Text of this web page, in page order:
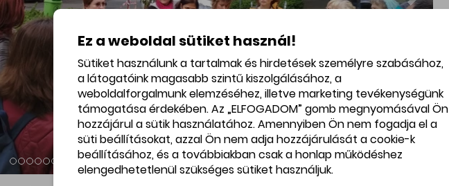
eljöttek, az intézményeknek, vállalkozóknak, hogy fogadták a csoportokat,
felkészültségükkel, tudásukkal feledhetetlen élményt okoztak és végül a
BKIK ITK vezetője és a BUM Nonprofit Kft. munkatársai), támogatóknak
Iparkamara, vendégül látó vállalkozók), hogy ez a hétvége létrejöhetett!
Ez a weboldal sütiket használ!
Sütiket használunk a tartalmak és hirdetések személyre szabásához,
a látogatóink magasabb szintű kiszolgálásához, a
weboldalforgalmunk elemzéséhez, illetve marketing tevékenységünk
támogatása érdekében. Az „ELFOGADOM” gomb megnyomásával Ön
hozzájárul a sütik használatához. Amennyiben Ön nem fogadja el a
süti beállításokat, azzal Ön nem adja hozzájárulását a cookie-k
beállításához, és a továbbiakban csak a honlap működéshez
elengedhetetlenül szükséges sütiket használjuk.